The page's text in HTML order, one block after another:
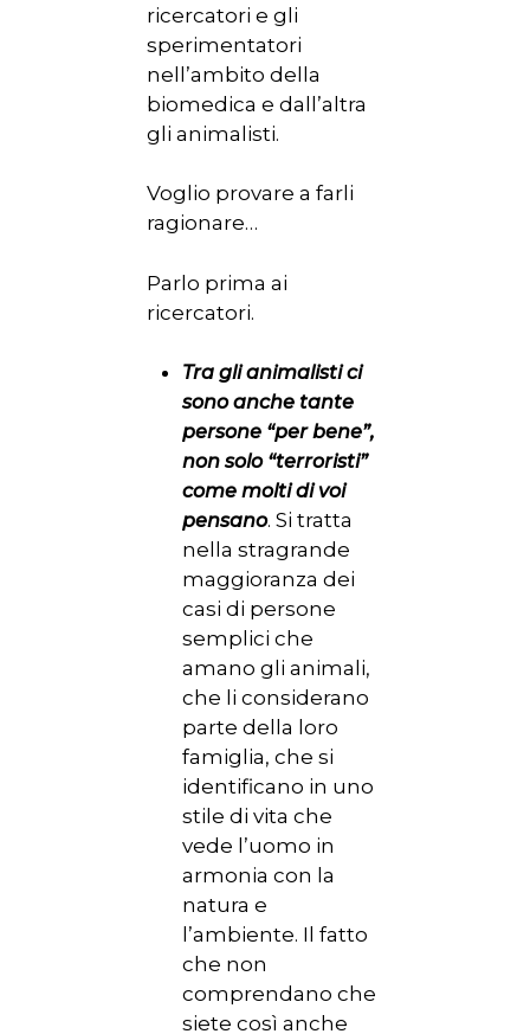
ricercatori e gli
sperimentatori
nell’ambito della
biomedica e dall’altra
gli animalisti.
Voglio provare a farli
ragionare…
Parlo prima ai
ricercatori.
Tra gli animalisti ci
sono anche tante
persone “per bene”,
non solo “terroristi”
come molti di voi
pensano. Si tratta
nella stragrande
maggioranza dei
casi di persone
semplici che
amano gli animali,
che li considerano
parte della loro
famiglia, che si
identificano in uno
stile di vita che
vede l’uomo in
armonia con la
natura e
l’ambiente. Il fatto
che non
comprendano che
siete così anche